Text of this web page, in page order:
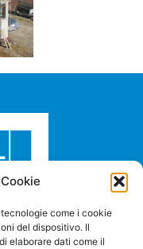
come i cookie
del dispositivo. Il
elaborare dati come il